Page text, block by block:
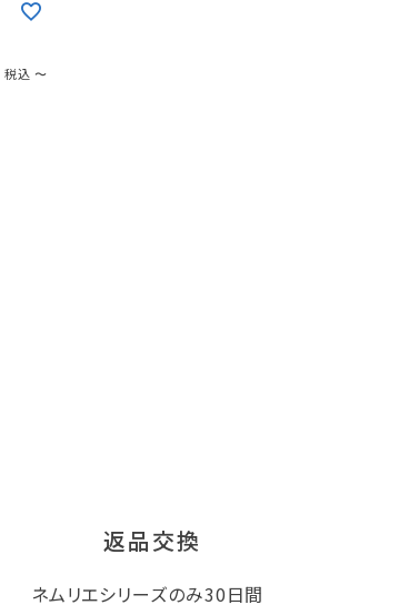
税込 〜
返品交換
ネムリエシリーズのみ30日間